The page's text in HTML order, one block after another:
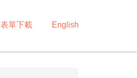
表單下載 English